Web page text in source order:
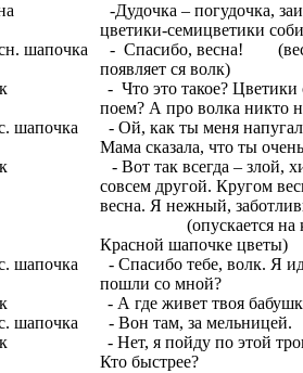
-Дудочка – погудочка,
цветики-семицветики
шапочка - Спасибо, весна!
появляет ся
- Что это такое? Цветики
поем? А про волка никто
шапочка - Ой, как ты меня
Мама сказала, что ты
- Вот так всегда – злой,
совсем другой. Кругом
весна. Я нежный,
на колено
Красной шапочке
шапочка - Спасибо тебе, волк. Я
пошли со мной?
- А где живет твоя
шапочка - Вон там, за мельницей.
- Нет, я пойду по этой
Кто быстрее?